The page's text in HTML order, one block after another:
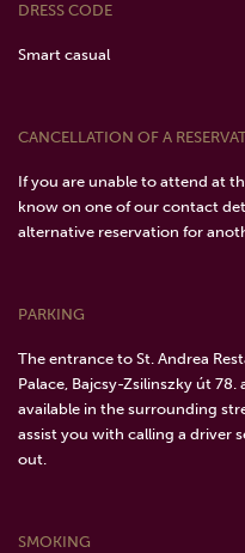
DRESS CODE
Smart casual
CANCELLATION OF A
If you are unable to attend at
know on one of our contact
alternative reservation for
PARKING
The entrance to St. Andrea
Palace, Bajcsy-Zsilinszky út
available in the surrounding
assist you with calling a driver
out.
SMOKING